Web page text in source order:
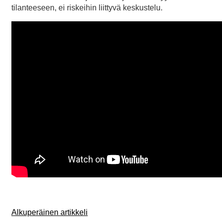
tilanteeseen, ei riskeihin liittyvä keskustelu.
Alkuperäinen artikkeli